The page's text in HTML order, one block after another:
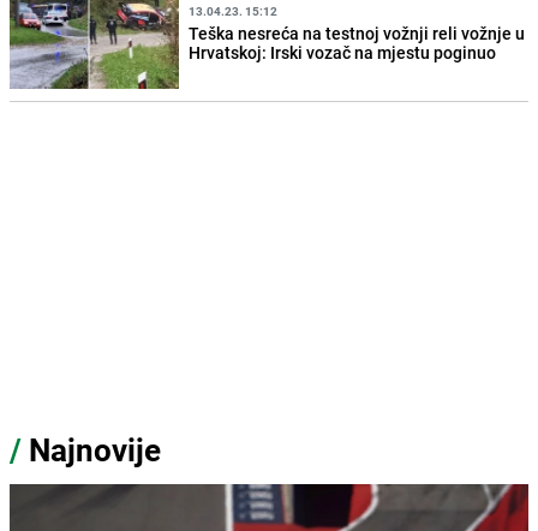
13.04.23. 15:12
Teška nesreća na testnoj vožnji reli vožnje u
Hrvatskoj: Irski vozač na mjestu poginuo
/ Najnovije